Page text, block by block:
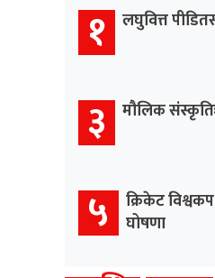
१ लघुवित्त
३ मौलिक
५
क्रिकेट
घोषणा